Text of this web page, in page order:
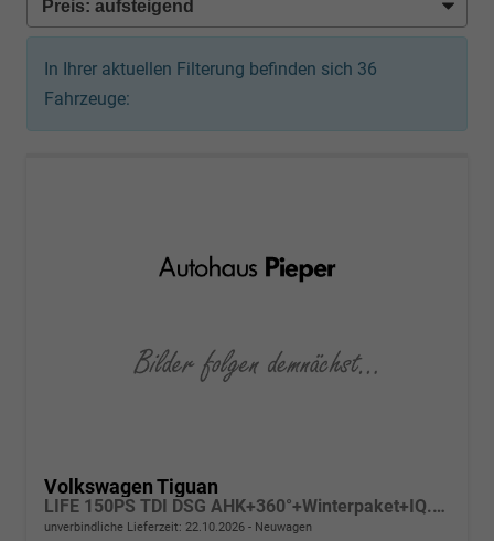
In Ihrer aktuellen Filterung befinden sich 36
Fahrzeuge:
Volkswagen Tiguan
LIFE 150PS TDI DSG AHK+360°+Winterpaket+IQ.Drive+Alarm+ACC+App-Connect
unverbindliche Lieferzeit: 22.10.2026 Neuwagen